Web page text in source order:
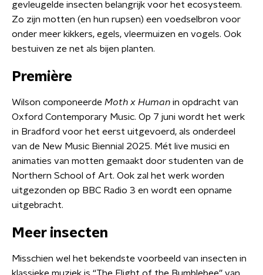
gevleugelde insecten belangrijk voor het ecosysteem.
Zo zijn motten (en hun rupsen) een voedselbron voor
onder meer kikkers, egels, vleermuizen en vogels. Ook
bestuiven ze net als bijen planten.
Première
Wilson componeerde Moth x Human in opdracht van
Oxford Contemporary Music. Op 7 juni wordt het werk
in Bradford voor het eerst uitgevoerd, als onderdeel
van de New Music Biennial 2025. Mét live musici en
animaties van motten gemaakt door studenten van de
Northern School of Art. Ook zal het werk worden
uitgezonden op BBC Radio 3 en wordt een opname
uitgebracht.
Meer insecten
Misschien wel het bekendste voorbeeld van insecten in